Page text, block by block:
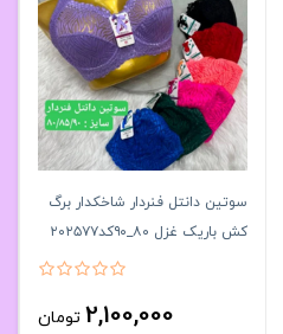
سوتین دانتل فنردار شاخکدار برگ
کش باریک غزل ۸۰_۹۰کد۲۰۲۵۷۷
2,100,000 تومان